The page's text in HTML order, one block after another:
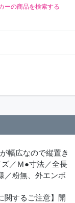
ーの商品を検索する
幅広なので縦置き
／Ｍ●寸法／全長
／粉無、外エンボ
するご注意】開